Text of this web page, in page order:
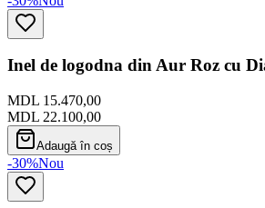
Inel de logodna din Aur Roz cu
MDL 15.470,00
MDL 22.100,00
Adaugă în coș
-30%Nou